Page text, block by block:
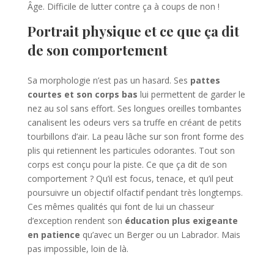
Âge. Difficile de lutter contre ça à coups de non !
Portrait physique et ce que ça dit
de son comportement
Sa morphologie n’est pas un hasard. Ses pattes
courtes et son corps bas lui permettent de garder le
nez au sol sans effort. Ses longues oreilles tombantes
canalisent les odeurs vers sa truffe en créant de petits
tourbillons d’air. La peau lâche sur son front forme des
plis qui retiennent les particules odorantes. Tout son
corps est conçu pour la piste. Ce que ça dit de son
comportement ? Qu’il est focus, tenace, et qu’il peut
poursuivre un objectif olfactif pendant très longtemps.
Ces mêmes qualités qui font de lui un chasseur
d’exception rendent son éducation plus exigeante
en patience qu’avec un Berger ou un Labrador. Mais
pas impossible, loin de là.